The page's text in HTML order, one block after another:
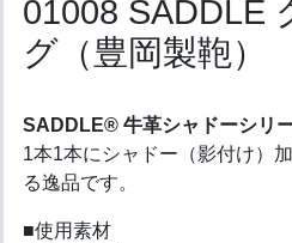
01008 SADDLE
グ（豊岡製鞄）
SADDLE® 牛革シャドーシリ
1本1本にシャドー（影付け）
る逸品です。
■使用素材